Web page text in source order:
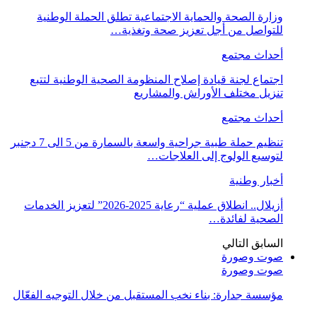
وزارة الصحة والحماية الاجتماعية تطلق الحملة الوطنية
للتواصل من أجل تعزيز صحة وتغذية…
أحداث مجتمع
اجتماع لجنة قيادة إصلاح المنظومة الصحية الوطنية لتتبع
تنزيل مختلف الأوراش والمشاريع
أحداث مجتمع
تنظيم حملة طبية جراحية واسعة بالسمارة من 5 الى 7 دجنبر
لتوسيع الولوج إلى العلاجات…
أخبار وطنية
أزيلال.. انطلاق عملية “رعاية 2025-2026” لتعزيز الخدمات
الصحية لفائدة…
السابق التالي
صوت وصورة
صوت وصورة
مؤسسة جدارة: بناء نخب المستقبل من خلال التوجيه الفعّال